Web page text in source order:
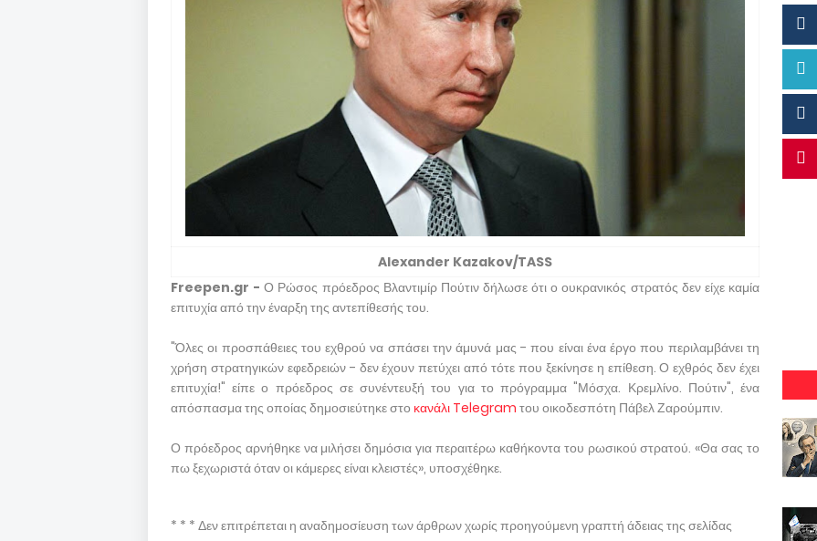
Alexander Kazakov/TASS
Freepen.gr -Ο Ρώσος πρόεδρος Βλαντιμίρ Πούτιν δήλωσε ότι ο ουκρανικός στρατός δεν είχε καμία
επιτυχία από την έναρξη της αντεπίθεσής του.
"Όλες οι προσπάθειες του εχθρού να σπάσει την άμυνά μας - που είναι ένα έργο που περιλαμβάνει τη
χρήση στρατηγικών εφεδρειών - δεν έχουν πετύχει από τότε που ξεκίνησε η επίθεση. Ο εχθρός δεν έχει
επιτυχία!" είπε ο πρόεδρος σε συνέντευξή του για το πρόγραμμα "Μόσχα. Κρεμλίνο. Πούτιν", ένα
απόσπασμα της οποίας δημοσιεύτηκε στο κανάλι Telegram του οικοδεσπότη Πάβελ Ζαρούμπιν.
Ο πρόεδρος αρνήθηκε να μιλήσει δημόσια για περαιτέρω καθήκοντα του ρωσικού στρατού. «Θα σας το
πω ξεχωριστά όταν οι κάμερες είναι κλειστές», υποσχέθηκε.
* * * Δεν επιτρέπεται η αναδημοσίευση των άρθρων χωρίς προηγούμενη γραπτή άδειας της σελίδας